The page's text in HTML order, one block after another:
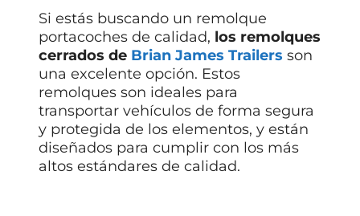
Si estás buscando un remolque
portacoches de calidad, los remolques
cerrados de Brian James Trailers son
una excelente opción. Estos
remolques son ideales para
transportar vehículos de forma segura
y protegida de los elementos, y están
diseñados para cumplir con los más
altos estándares de calidad.